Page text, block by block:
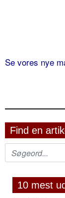
Se vores nye
Find en
10 mest